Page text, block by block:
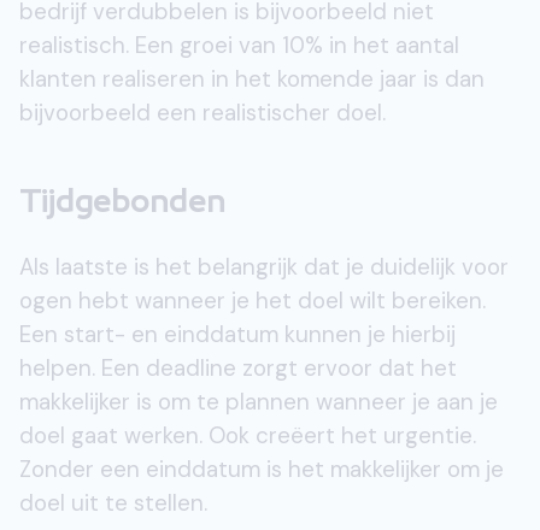
bedrijf verdubbelen is bijvoorbeeld niet
realistisch. Een groei van 10% in het aantal
klanten realiseren in het komende jaar is dan
bijvoorbeeld een realistischer doel.
Tijdgebonden
Als laatste is het belangrijk dat je duidelijk voor
ogen hebt wanneer je het doel wilt bereiken.
Een start- en einddatum kunnen je hierbij
helpen. Een deadline zorgt ervoor dat het
makkelijker is om te plannen wanneer je aan je
doel gaat werken. Ook creëert het urgentie.
Zonder een einddatum is het makkelijker om je
doel uit te stellen.